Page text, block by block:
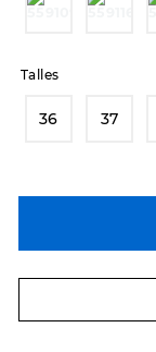
Talles
36 37